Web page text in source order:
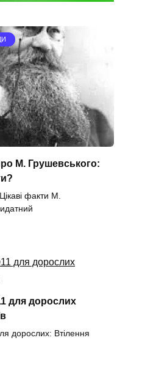
М. Грушевського:
факти М.
для дорослих
дорослих: Втілення